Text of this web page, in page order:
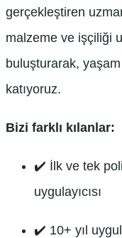
gerçekleştiren
malzeme ve işçiliği
buluşturarak,
katıyoruz.
Bizi farklı kılanlar:
✔️ İlk ve tek
uygulayıcısı
✔️ 10+ yıl